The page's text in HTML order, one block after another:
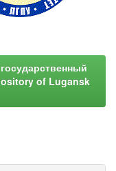
of Lugansk